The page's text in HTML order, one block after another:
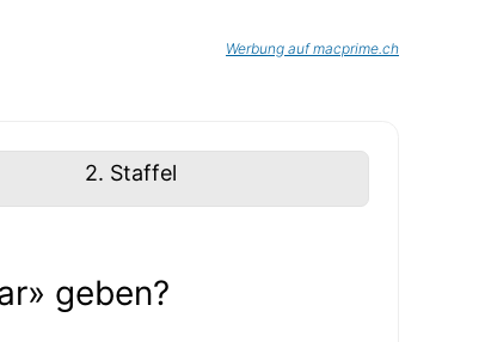
Werbung auf macprime.ch
2. Staffel
geben?